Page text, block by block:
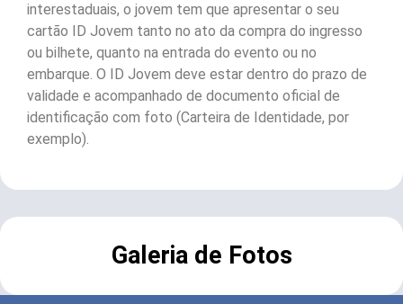
interestaduais, o jovem tem que apresentar o seu
cartão ID Jovem tanto no ato da compra do ingresso
ou bilhete, quanto na entrada do evento ou no
embarque. O ID Jovem deve estar dentro do prazo de
validade e acompanhado de documento oficial de
identificação com foto (Carteira de Identidade, por
exemplo).
Galeria de Fotos